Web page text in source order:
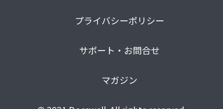
プライバシーポリシー
サポート・お問合せ
マガジン